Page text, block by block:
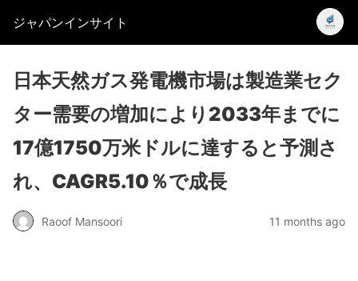
ジャパンインサイト
日本天然ガス発電機市場は製造業セク
ター需要の増加により2033年までに
17億1750万米ドルに達すると予測さ
れ、CAGR5.10％で成長
Raoof Mansoori 11 months ago